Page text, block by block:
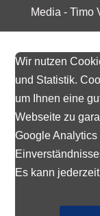
Media - Timo
Wir nutzen
und Statistik.
um Ihnen eine
Webseite zu
Google
Es kann